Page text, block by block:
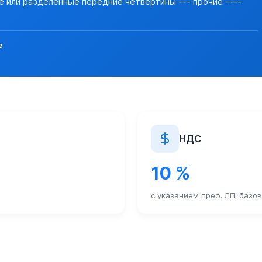
N 125 "Об утверждении Правил выдачи
подлежат досмотру (осмотру) должностными лицами
пропуска через границу РФ определены
НДС
10 %
с указанием преф. ЛП;